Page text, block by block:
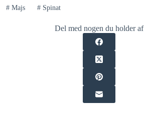
#Majs #Spinat
Del med nogen du holder af